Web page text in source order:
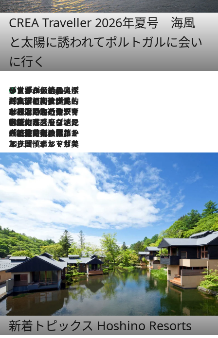
CREA Traveller 2026年夏号 海風
と太陽に誘われてポルトガルに会い
に行く
9 Hours Ago
リスボンの絶品スイーツ「パステル・デ・ナタ」とは？ポルトガル伝統の奥深い世界へ
2026.7.27
「私の祖国はポルトガル語です」国民的詩人フェルナンド・ペソアと、彼が愛した文学の街を歩く
2026.7.26
ポルトガル近海が育む極上の海の幸。キリリと冷えた白ワインと愉しむ、シーフード専門店の贅沢
2026.7.22
伝統の味をモダンに昇華。高感度な地元客が集う、リスボンの最旬ガストロノミー
2026.7.21
大航海時代の栄華から、震災、独裁、そして革命へ。ポルトガル・首都リスボンの石畳に刻まれた「歴史の光と影」
2026.7.13
エッセイ・ヤマザキマリ「慎ましくも美しき国 ポルトガル」
新着トピックス Hoshino Resorts